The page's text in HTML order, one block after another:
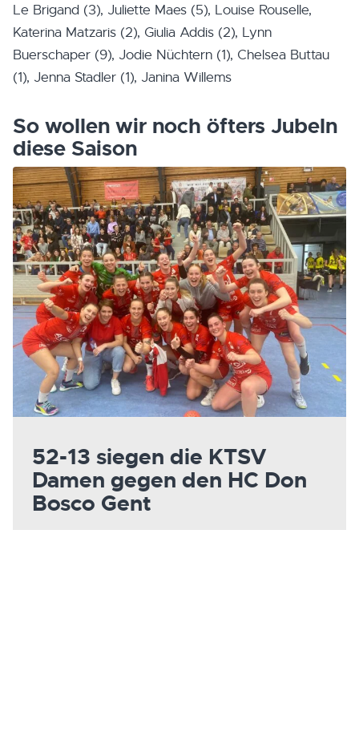
Le Brigand (3), Juliette Maes (5), Louise Rouselle,
Katerina Matzaris (2), Giulia Addis (2), Lynn
Buerschaper (9), Jodie Nüchtern (1), Chelsea Buttau
(1), Jenna Stadler (1), Janina Willems
So wollen wir noch öfters Jubeln
diese Saison
52-13 siegen die KTSV
Damen gegen den HC Don
Bosco Gent